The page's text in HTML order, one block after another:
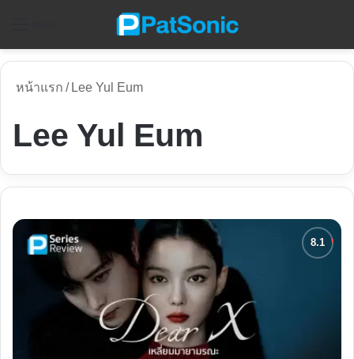
หน้าแรก / Lee Yul Eum
Lee Yul Eum